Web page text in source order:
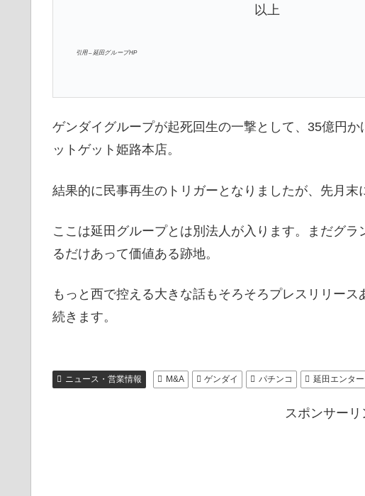
以上
引用 – 延田グループHP
ゲンダイグループが起死回生の一撃として、35億円
ットゲット姫路本店。
結果的に民事再生のトリガーとなりましたが、先月末
ここは延田グループとは別法人が入ります。まだグ
るだけあって価値ある跡地。
もっと西で控える大きな話もそろそろプレスリリー
続きます。
ニュース・営業情報 M&A ゲンダイ パチンコ 延田エンタ
スポンサーリ